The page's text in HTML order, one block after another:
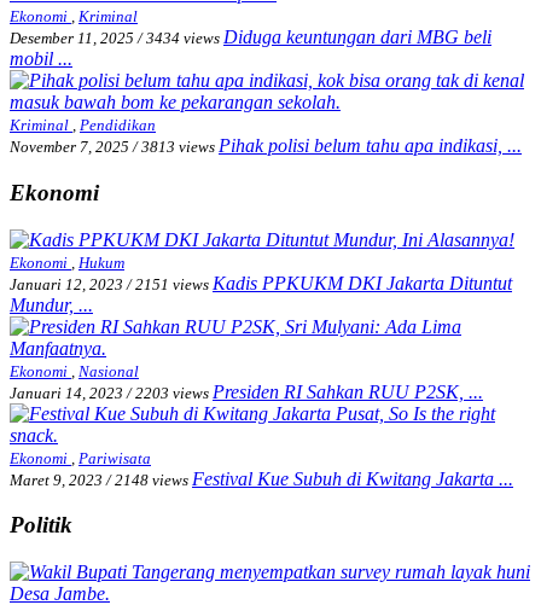
Ekonomi , Kriminal
Desember 11, 2025 / 3434 views Diduga keuntungan dari MBG beli
mobil ...
Kriminal , Pendidikan
November 7, 2025 / 3813 views Pihak polisi belum tahu apa indikasi, ...
Ekonomi
Ekonomi
Hukum
Januari 12, 2023 / 2151 views Kadis PPKUKM DKI Jakarta Dituntut
Mundur, ...
Ekonomi
Nasional
Januari 14, 2023 / 2203 views Presiden RI Sahkan RUU P2SK, ...
Ekonomi
Pariwisata
Maret 9, 2023 / 2148 views Festival Kue Subuh di Kwitang Jakarta ...
Politik